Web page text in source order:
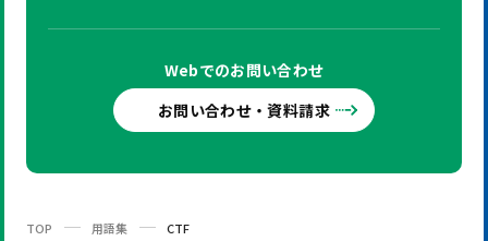
Webでのお問い合わせ
お問い合わせ・資料請求
TOP 用語集 CTF